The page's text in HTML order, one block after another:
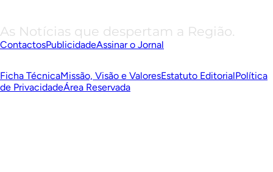
As Notícias que despertam a Região.
ContactosPublicidadeAssinar o Jornal
Ficha TécnicaMissão, Visão e ValoresEstatuto EditorialPolítica
de PrivacidadeÁrea Reservada